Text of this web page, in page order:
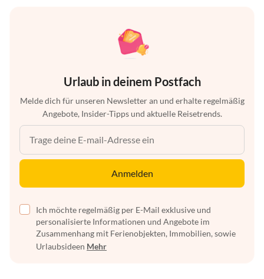
Urlaub in deinem Postfach
Melde dich für unseren Newsletter an und erhalte regelmäßig
Angebote, Insider-Tipps und aktuelle Reisetrends.
Anmelden
Ich möchte regelmäßig per E-Mail exklusive und
personalisierte Informationen und Angebote im
Zusammenhang mit Ferienobjekten, Immobilien, sowie
Urlaubsideen Mehr